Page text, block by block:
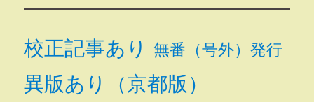
校正記事あり 無番（号外）発行
異版あり（京都版）